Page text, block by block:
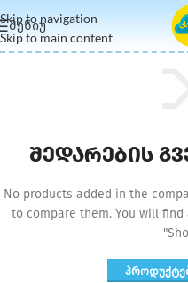
Skip to navigation
Skip to main content
ᲛᲔᲜᲘᲣ
შედარების
No products added in the
to compare them. You will